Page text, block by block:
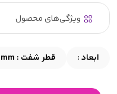
ویژگی‌های محصول
ابعاد : قطر شفت :